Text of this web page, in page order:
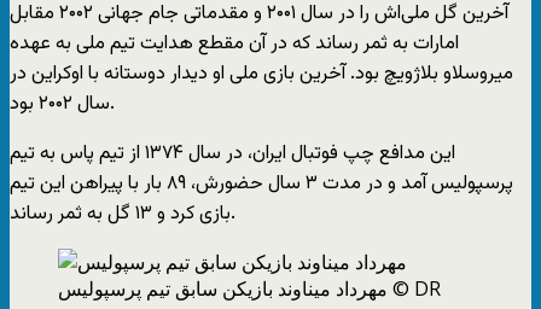
آخرین گل ملی‌اش را در سال ۲۰۰۱ و مقدماتی جام جهانی ۲۰۰۲ مقابل
امارات به ثمر رساند که در آن مقطع هدایت تیم ملی به عهده
میروسلاو بلاژویچ بود. آخرین بازی ملی او دیدار دوستانه با اوکراین در
سال ۲۰۰۲ بود.
این مدافع چپ فوتبال ایران، در سال ۱۳۷۴ از تیم پاس به تیم
پرسپولیس آمد و در مدت ۳ سال حضورش، ۸۹ بار با پیراهن این تیم
بازی کرد و ۱۳ گل به ثمر رساند.
مهرداد میناوند بازیکن سابق تیم پرسپولیس © DR